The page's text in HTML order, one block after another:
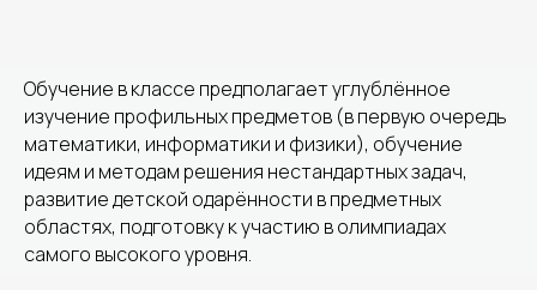
Обучение в классе предполагает углублённое
изучение профильных предметов (в первую очередь
математики, информатики и физики), обучение
идеям и методам решения нестандартных задач,
развитие детской одарённости в предметных
областях, подготовку к участию в олимпиадах
самого высокого уровня.